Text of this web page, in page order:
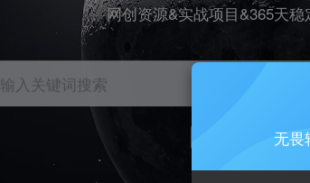
网创资源&实战项目&365天
输入关键词搜索
引流
无畏